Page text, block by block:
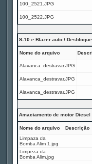
100_2521.JPG
100_2522.JPG
S-10 e Blazer auto /
Nome do arquivo
Alavanca_destravar.JPG
Alavanca_destravar.JPG
Alavanca_destravar.JPG
Amaciamento de motor
Nome do arquivo
Descrição
Limpaza da
Bomba Alim 1.jpg
Limpeza da
Bomba Alim.jpg